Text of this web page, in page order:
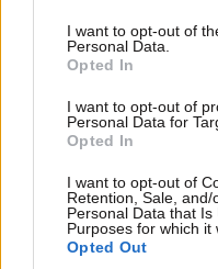
consent section.
I want to opt-out of
Personal Data.
Opted In
I want to opt-out of
Personal Data for
Opted In
I want to opt-out of
Retention, Sale,
Personal Data that
Purposes for which it
Opted Out
Παλάτι Marivent:
Ιωάννη Σαριδάκη
από τη βασιλική